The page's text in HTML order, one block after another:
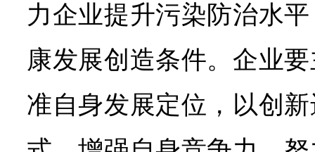
力企业提升污染防治水
康发展创造条件。企业
准自身发展定位，以创